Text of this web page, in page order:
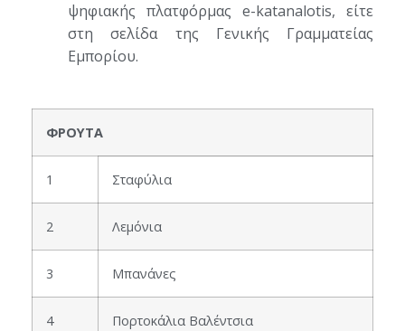
ψηφιακής πλατφόρμας e-katanalotis, είτε
στη σελίδα της Γενικής Γραμματείας
Εμπορίου.
ΦΡΟΥΤΑ
1 Σταφύλια
2 Λεμόνια
3 Μπανάνες
4 Πορτοκάλια Βαλέντσια